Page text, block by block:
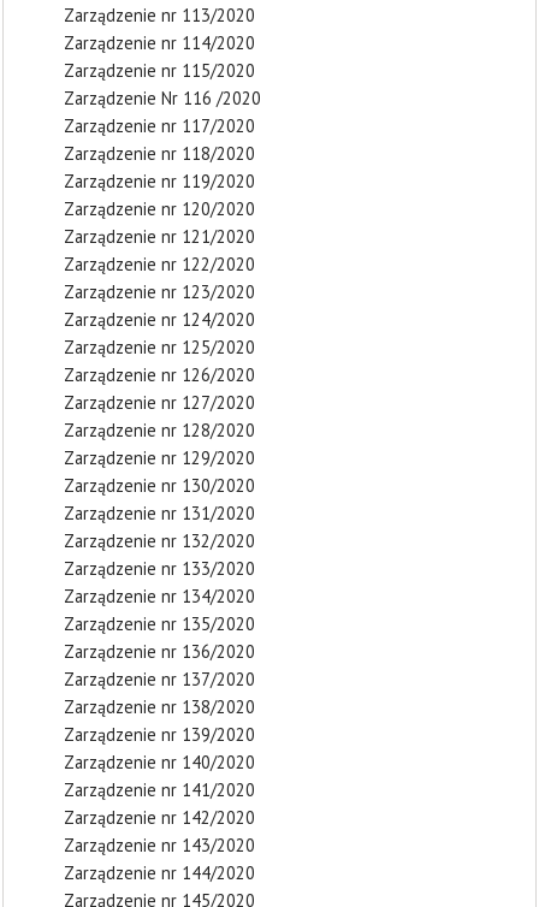
Zarządzenie nr 113/2020
Zarządzenie nr 114/2020
Zarządzenie nr 115/2020
Zarządzenie Nr 116 /2020
Zarządzenie nr 117/2020
Zarządzenie nr 118/2020
Zarządzenie nr 119/2020
Zarządzenie nr 120/2020
Zarządzenie nr 121/2020
Zarządzenie nr 122/2020
Zarządzenie nr 123/2020
Zarządzenie nr 124/2020
Zarządzenie nr 125/2020
Zarządzenie nr 126/2020
Zarządzenie nr 127/2020
Zarządzenie nr 128/2020
Zarządzenie nr 129/2020
Zarządzenie nr 130/2020
Zarządzenie nr 131/2020
Zarządzenie nr 132/2020
Zarządzenie nr 133/2020
Zarządzenie nr 134/2020
Zarządzenie nr 135/2020
Zarządzenie nr 136/2020
Zarządzenie nr 137/2020
Zarządzenie nr 138/2020
Zarządzenie nr 139/2020
Zarządzenie nr 140/2020
Zarządzenie nr 141/2020
Zarządzenie nr 142/2020
Zarządzenie nr 143/2020
Zarządzenie nr 144/2020
Zarządzenie nr 145/2020